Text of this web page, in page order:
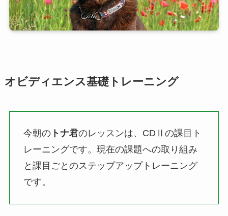
オビディエンス基礎トレーニング
今朝のトナ君のレッスンは、CDⅡの課目ト
レーニングです。現在の課題への取り組み
と課目ごとのステップアップトレーニング
です。